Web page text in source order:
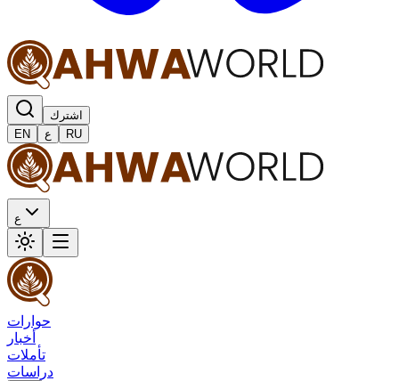
اشترك
EN
ع RU
ع
حوارات
أخبار
تأملات
دراسات